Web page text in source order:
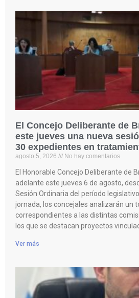
El Concejo Deliberante de
este jueves una nueva
30 expedientes en
agosto 5, 2026 No hay comentarios
El Honorable Concejo Deliberante de
adelante este jueves 6 de agosto,
Sesión Ordinaria del período
jornada, los concejales analizarán un
correspondientes a las distintas
los que se destacan proyectos
Ver más